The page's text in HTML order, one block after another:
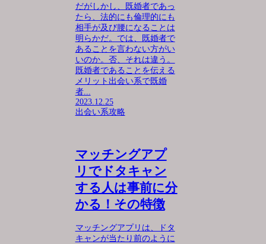
だがしかし、既婚者であっ
たら、法的にも倫理的にも
相手が及び腰になることは
明らかだ。では、既婚者で
あることを言わない方がい
いのか。否、それは違う。
既婚者であることを伝える
メリット出会い系で既婚
者...
2023.12.25
出会い系攻略
マッチングアプ
リでドタキャン
する人は事前に分
かる！その特徴
マッチングアプリは、ドタ
キャンが当たり前のように